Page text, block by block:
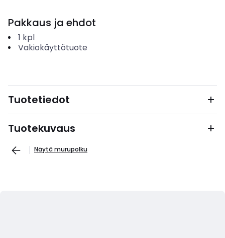
Pakkaus ja ehdot
1 kpl
Vakiokäyttötuote
Tuotetiedot
Tuotekuvaus
Näytä murupolku